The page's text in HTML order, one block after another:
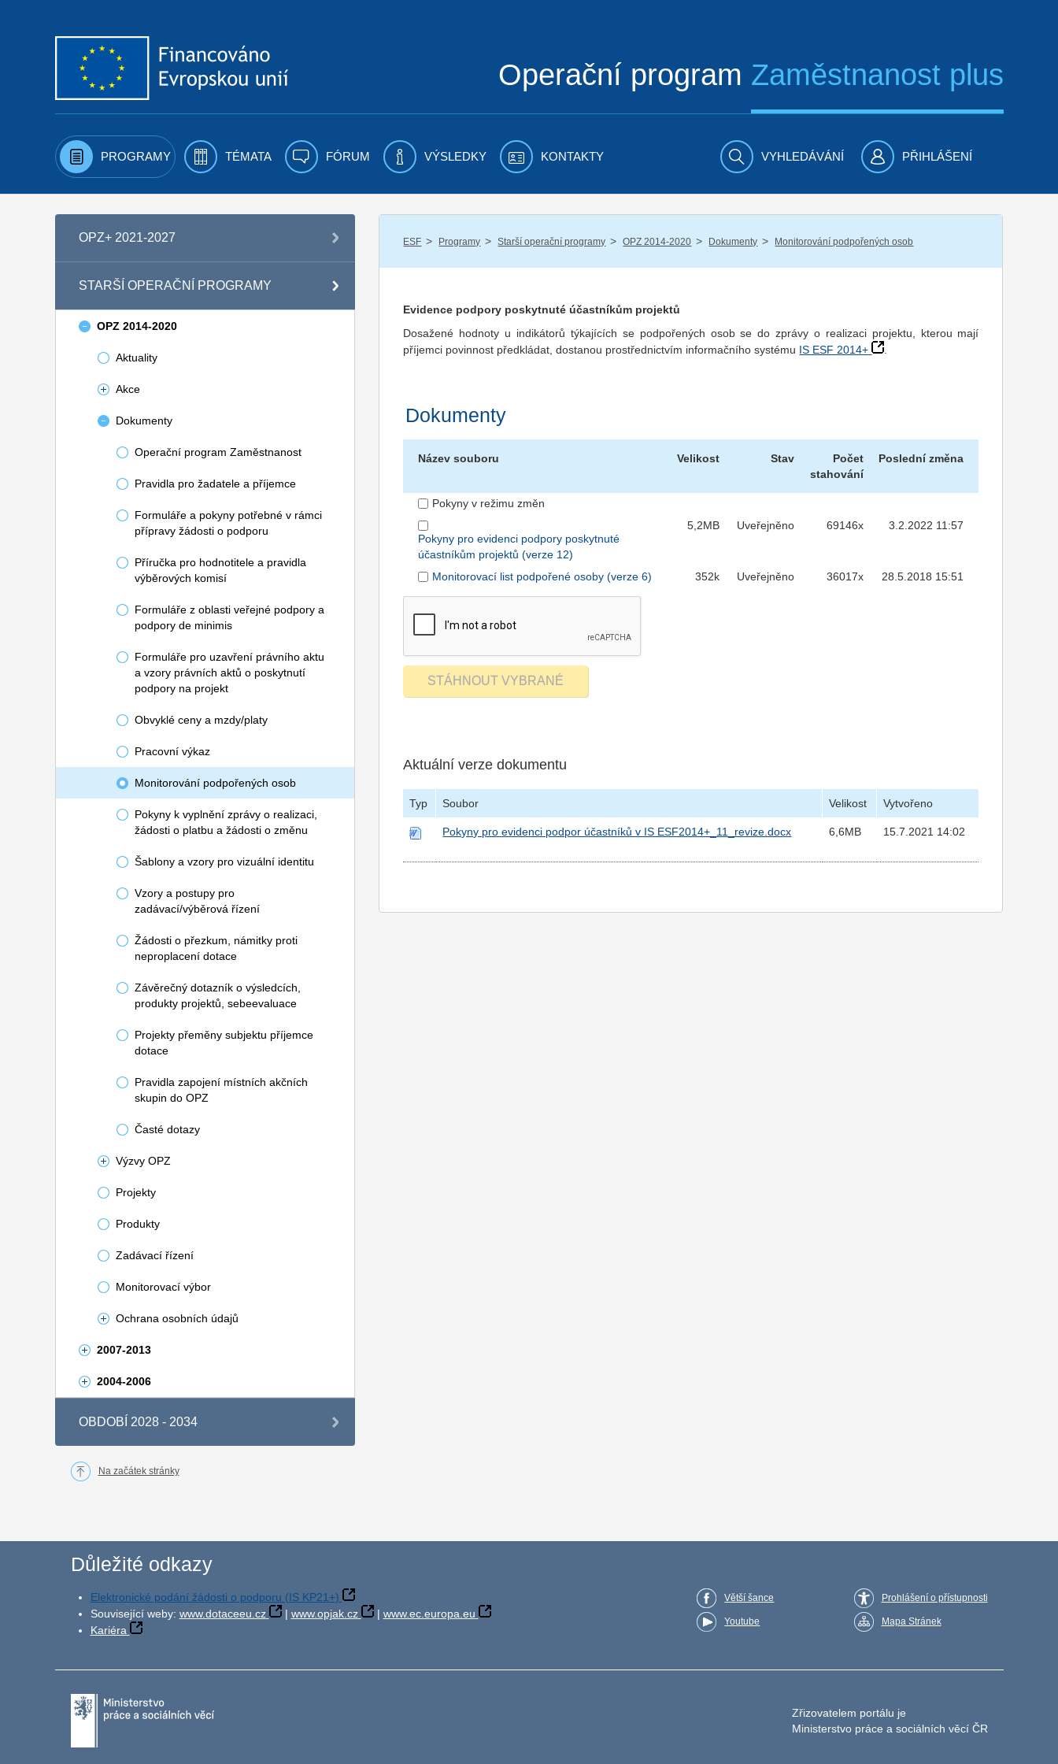
Operační program Zaměstnanost plus
PROGRAMY TÉMATA FÓRUM VÝSLEDKY KONTAKTY VYHLEDÁVÁNÍ PŘIHLÁŠENÍ
OPZ+ 2021-2027
STARŠÍ OPERAČNÍ PROGRAMY
OPZ 2014-2020
Aktuality
Akce
Dokumenty
Operační program Zaměstnanost
Pravidla pro žadatele a příjemce
Formuláře a pokyny potřebné v rámci
přípravy žádosti o podporu
Příručka pro hodnotitele a pravidla
výběrových komisí
Formuláře z oblasti veřejné podpory a
podpory de minimis
Formuláře pro uzavření právního aktu
a vzory právních aktů o poskytnutí
podpory na projekt
Obvyklé ceny a mzdy/platy
Pracovní výkaz
Monitorování podpořených osob
Pokyny k vyplnění zprávy o realizaci,
žádosti o platbu a žádosti o změnu
Šablony a vzory pro vizuální identitu
Vzory a postupy pro
zadávací/výběrová řízení
Žádosti o přezkum, námitky proti
neproplacení dotace
Závěrečný dotazník o výsledcích,
produkty projektů, sebeevaluace
Projekty přeměny subjektu příjemce
dotace
Pravidla zapojení místních akčních
skupin do OPZ
Časté dotazy
Výzvy OPZ
Projekty
Produkty
Zadávací řízení
Monitorovací výbor
Ochrana osobních údajů
2007-2013
2004-2006
OBDOBÍ 2028 - 2034
ESF / Programy / Starší operační programy / OPZ 2014-2020 / Dokumenty / Monitorování podpořených osob
Evidence podpory poskytnuté účastníkům projektů
Dosažené hodnoty u indikátorů týkajících se podpořených osob se do zprávy o realizaci projektu, kterou mají
příjemci povinnost předkládat, dostanou prostřednictvím informačního systému IS ESF 2014+
Dokumenty
Název souboru Velikost Stav
Počet
stahování
Poslední změna
Pokyny v režimu změn
Pokyny pro evidenci podpory poskytnuté
účastníkům projektů (verze 12)
5,2MB Uveřejněno 69146x 3.2.2022 11:57
Monitorovací list podpořené osoby (verze 6) 352k Uveřejněno 36017x 28.5.2018 15:51
Aktuální verze dokumentu
Typ Soubor Velikost Vytvořeno
Pokyny pro evidenci podpor účastníků v IS ESF2014+_11_revize.docx 6,6MB 15.7.2021 14:02
Na začátek stránky
Důležité odkazy
Elektronické podání žádosti o podporu (IS KP21+)
Související weby: www.dotaceeu.cz | www.opjak.cz | www.ec.europa.eu
Kariéra
Větší šance
Youtube
Prohlášení o přístupnosti
Mapa Stránek
Zřizovatelem portálu je
Ministerstvo práce a sociálních věcí ČR